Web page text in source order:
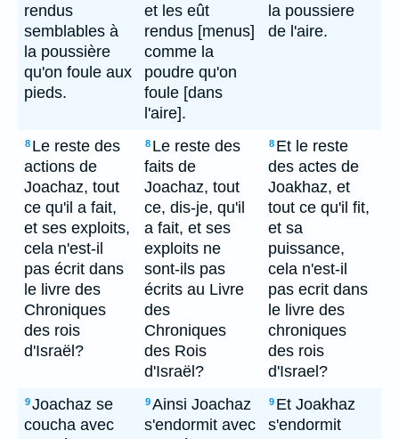
rendus
semblables à
la poussière
qu'on foule aux
pieds.
et les eût
rendus [menus]
comme la
poudre qu'on
foule [dans
l'aire].
la poussiere
de l'aire.
8 Le reste des
actions de
Joachaz, tout
ce qu'il a fait,
et ses exploits,
cela n'est-il
pas écrit dans
le livre des
Chroniques
des rois
d'Israël?
8 Le reste des
faits de
Joachaz, tout
ce, dis-je, qu'il
a fait, et ses
exploits ne
sont-ils pas
écrits au Livre
des
Chroniques
des Rois
d'Israël?
8 Et le reste
des actes de
Joakhaz, et
tout ce qu'il fit,
et sa
puissance,
cela n'est-il
pas ecrit dans
le livre des
chroniques
des rois
d'Israel?
9Joachaz se
coucha avec
9Ainsi Joachaz
s'endormit avec
9 Et Joakhaz
s'endormit